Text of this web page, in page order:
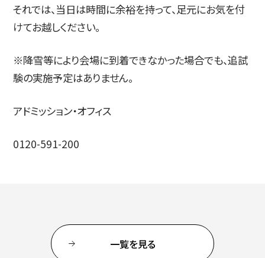
通信教育部
それでは、当日は時間に余裕を持って、足元にお気を付
けてお越しください。
※降雪等により会場に到着できなかった場合でも、追試
験の実施予定はありません。
アドミッション・オフィス
0120-591-200
一覧を見る